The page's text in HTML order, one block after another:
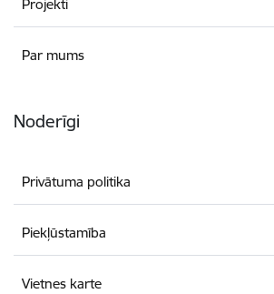
Projekti
Par mums
Noderīgi
Privātuma politika
Piekļūstamība
Vietnes karte